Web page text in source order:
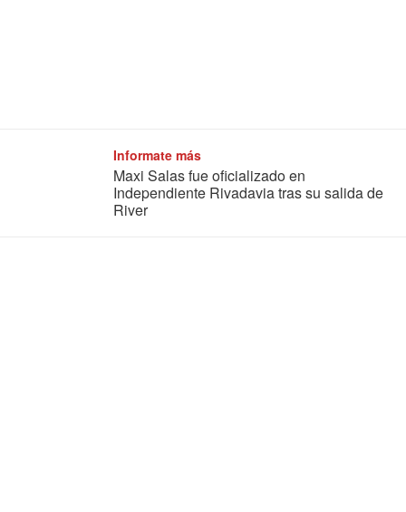
Informate más
Maxi Salas fue oficializado en
Independiente Rivadavia tras su salida de
River